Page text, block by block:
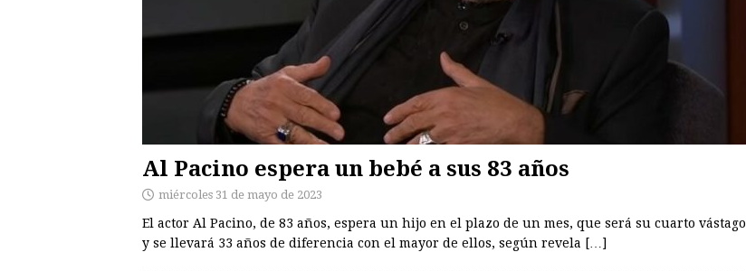
Al Pacino espera un bebé a sus 83 años
miércoles 31 de mayo de 2023
El actor Al Pacino, de 83 años, espera un hijo en el plazo de un mes, que será su cuarto vástago
y se llevará 33 años de diferencia con el mayor de ellos, según revela […]